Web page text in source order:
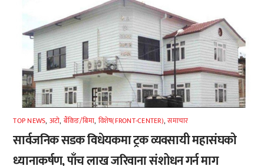
TOP NEWS, अटाे, बैंकिङ/बिमा, विशेष(FRONT-CENTER),समाचार
सार्वजनिक सडक विधेयकमा ट्रक व्यवसायी महासंघको
ध्यानाकर्षण, पाँच लाख जरिवाना संशोधन गर्न माग